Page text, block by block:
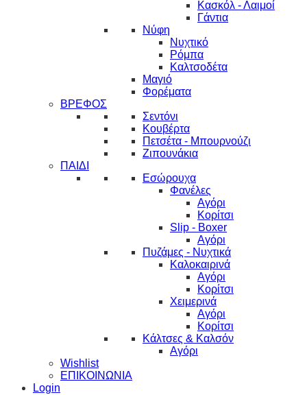
Κασκόλ - Λαιμοί
Γάντια
Νύφη
Νυχτικό
Ρόμπα
Καλτσοδέτα
Μαγιό
Φορέματα
ΒΡΕΦΟΣ
Σεντόνι
Κουβέρτα
Πετσέτα - Μπουρνούζι
Ζιπουνάκια
ΠΑΙΔΙ
Εσώρουχα
Φανέλες
Αγόρι
Κορίτσι
Slip - Boxer
Αγόρι
Πυζάμες - Νυχτικά
Καλοκαιρινά
Αγόρι
Κορίτσι
Χειμερινά
Αγόρι
Κορίτσι
Κάλτσες & Καλσόν
Αγόρι
Wishlist
ΕΠΙΚΟΙΝΩΝΙΑ
Login